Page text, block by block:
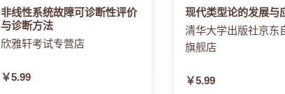
非线性系统故障可诊断性评价
与诊断方法
欣雅轩考试专营店
￥5.99
现代类型论的发展与
清华大学出版社京东
旗舰店
￥5.99